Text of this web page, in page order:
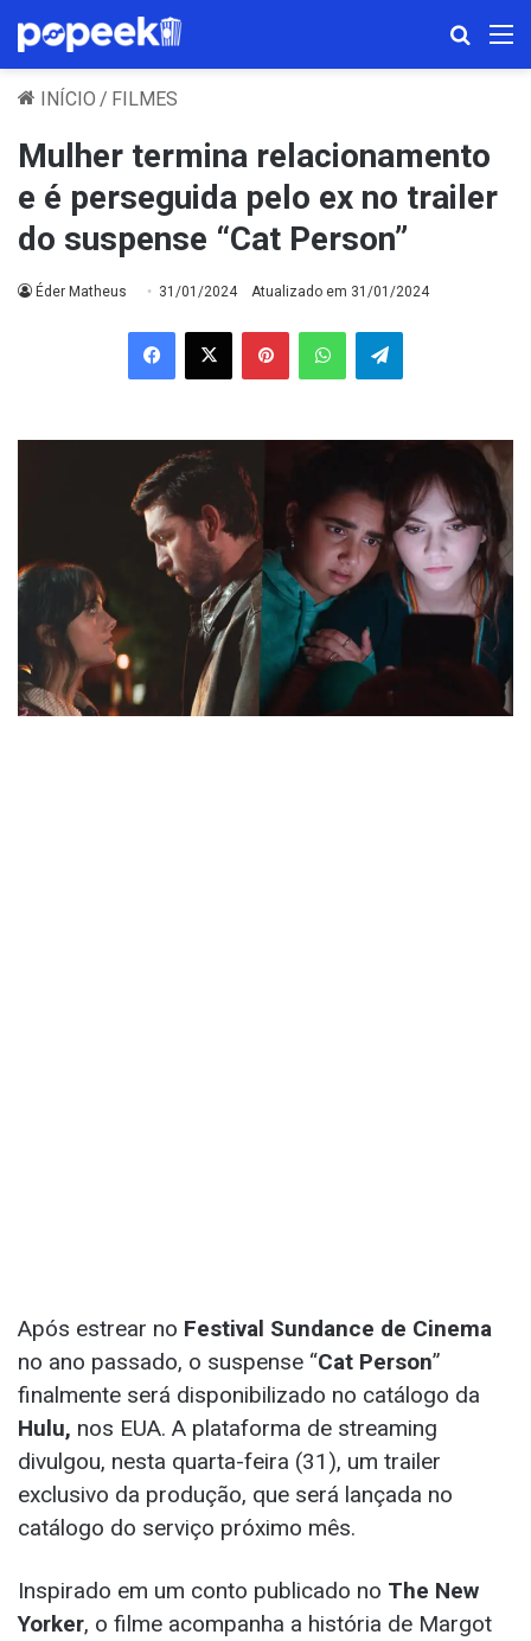
INÍCIO / FILMES
Mulher termina relacionamento
e é perseguida pelo ex no trailer
do suspense “Cat Person”
Éder Matheus 31/01/2024 Atualizado em 31/01/2024
Facebook
X PinterestWhatsAppTelegram
Após estrear no Festival Sundance de Cinema
no ano passado, o suspense “Cat Person”
finalmente será disponibilizado no catálogo da
Hulu, nos EUA. A plataforma de streaming
divulgou, nesta quarta-feira (31), um trailer
exclusivo da produção, que será lançada no
catálogo do serviço próximo mês.
Inspirado em um conto publicado no The New
Yorker, o filme acompanha a história de Margot